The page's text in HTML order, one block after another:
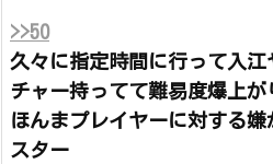
>>50
久々に指定時間に行って入
チャー持ってて難易度爆上
ほんまプレイヤーに対する
スター